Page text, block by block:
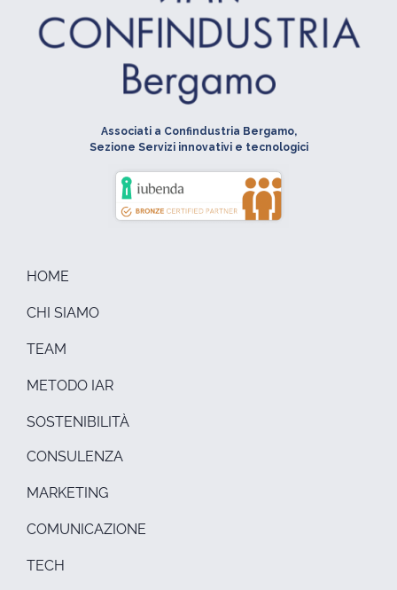
HOME
CHI SIAMO
TEAM
METODO IAR
SOSTENIBILITÀ
CONSULENZA
MARKETING
COMUNICAZIONE
TECH
Associati a Confindustria Bergamo,
Sezione Servizi innovativi e tecnologici